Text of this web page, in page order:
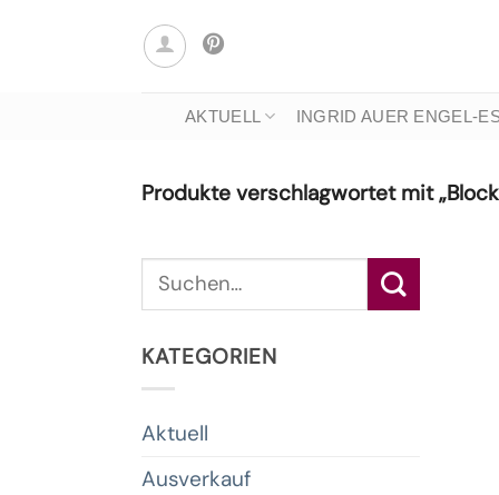
AKTUELL INGRID AUER ENGEL-
Produkte verschlagwortet mit
Suche
nach:
KATEGORIEN
Aktuell
Ausverkauf